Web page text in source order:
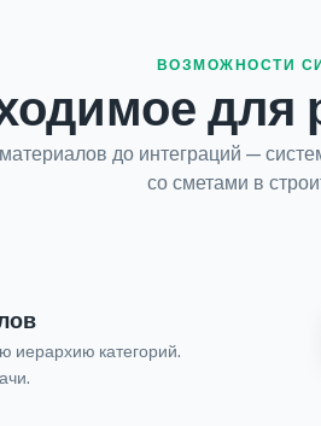
ВОЗМОЖНОСТИ
для
до интеграций —
со сметами в
иерархию категорий.